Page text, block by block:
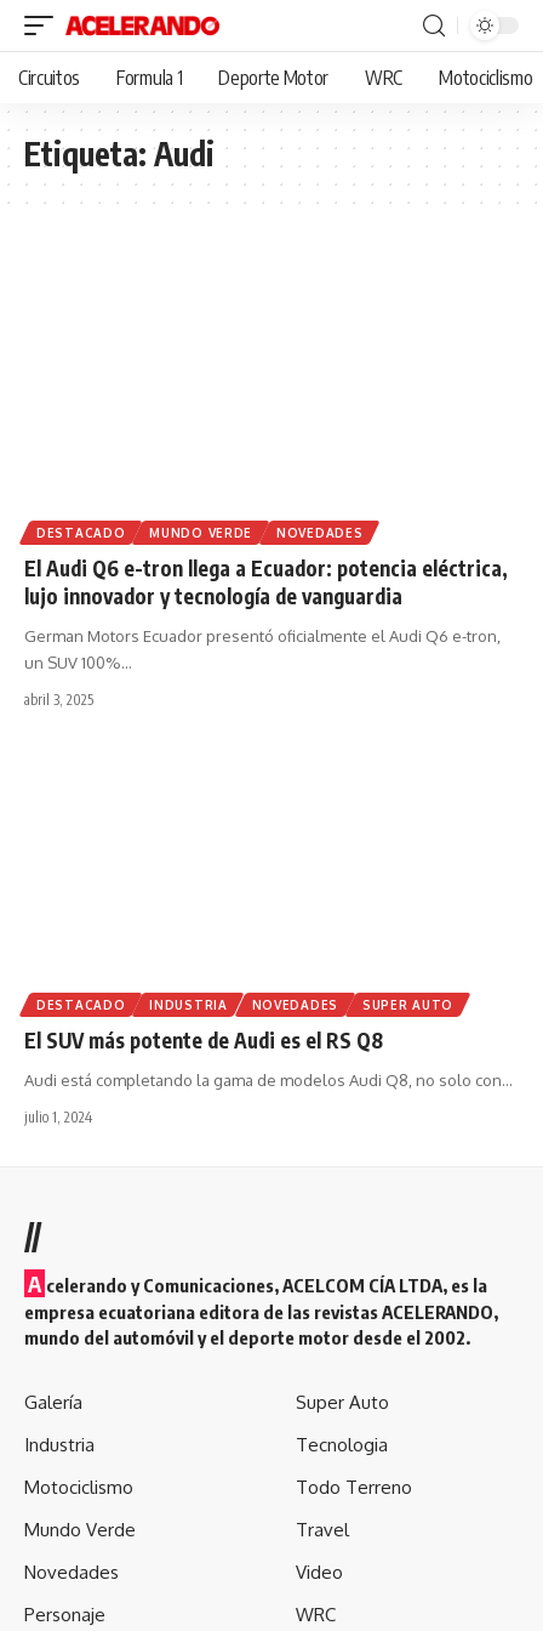
Circuitos Formula 1 Deporte Motor WRC Motociclismo
Etiqueta:Audi
DESTACADO MUNDO VERDE NOVEDADES
El Audi Q6 e-tron llega a Ecuador: potencia eléctrica,
lujo innovador y tecnología de vanguardia
German Motors Ecuador presentó oficialmente el Audi Q6 e-tron,
un SUV 100%…
abril 3, 2025
DESTACADO INDUSTRIA NOVEDADES SUPER AUTO
El SUV más potente de Audi es el RS Q8
Audi está completando la gama de modelos Audi Q8, no solo con…
julio 1, 2024
//
A celerando y Comunicaciones, ACELCOM CÍA LTDA, es la
empresa ecuatoriana editora de las revistas ACELERANDO,
mundo del automóvil y el deporte motor desde el 2002.
Galería
Industria
Motociclismo
Mundo Verde
Novedades
Personaje
Super Auto
Tecnologia
Todo Terreno
Travel
Video
WRC